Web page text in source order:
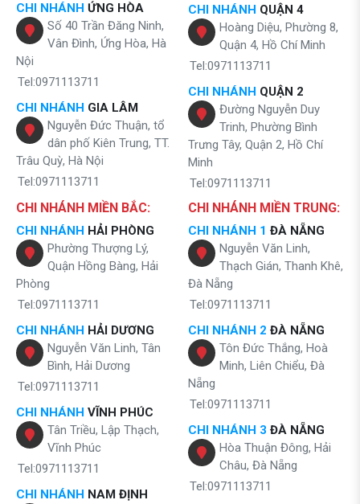
CHI NHÁNH ỨNG HÒA
Số 40 Trần Đăng Ninh,
Vân Đình, Ứng Hòa, Hà
Nội
Tel:0971113711
CHI NHÁNH GIA LÂM
Nguyễn Đức Thuận, tổ
dân phố Kiên Trung, TT.
Trâu Quỳ, Hà Nội
Tel:0971113711
CHI NHÁNH QUẬN 4
Hoàng Diệu, Phường 8,
Quận 4, Hồ Chí Minh
Tel:0971113711
CHI NHÁNH QUẬN 2
Đường Nguyễn Duy
Trinh, Phường Bình
Trưng Tây, Quận 2, Hồ Chí
Minh
Tel:0971113711
CHI NHÁNH MIỀN BẮC:
CHI NHÁNH HẢI PHÒNG
Phường Thượng Lý,
Quận Hồng Bàng, Hải
Phòng
Tel:0971113711
CHI NHÁNH HẢI DƯƠNG
Nguyễn Văn Linh, Tân
Bình, Hải Dương
Tel:0971113711
CHI NHÁNH VĨNH PHÚC
Tân Triều, Lập Thạch,
Vĩnh Phúc
Tel:0971113711
CHI NHÁNH NAM ĐỊNH
CHI NHÁNH MIỀN TRUNG:
CHI NHÁNH 1 ĐÀ NẴNG
Nguyễn Văn Linh,
Thạch Gián, Thanh Khê,
Đà Nẵng
Tel:0971113711
CHI NHÁNH 2 ĐÀ NẴNG
Tôn Đức Thắng, Hoà
Minh, Liên Chiểu, Đà
Nẵng
Tel:0971113711
CHI NHÁNH 3 ĐÀ NẴNG
Hòa Thuận Đông, Hải
Châu, Đà Nẵng
Tel:0971113711